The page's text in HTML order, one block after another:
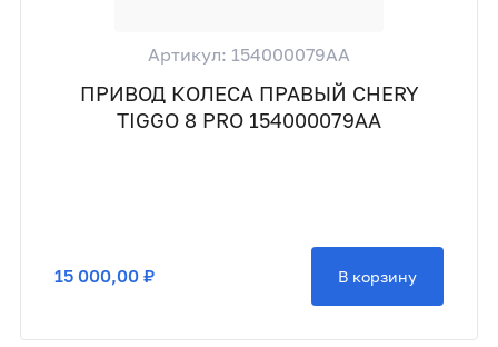
Артикул: 154000079AA
ПРИВОД КОЛЕСА ПРАВЫЙ CHERY
TIGGO 8 PRO 154000079AA
15 000,00 ₽ В корзину